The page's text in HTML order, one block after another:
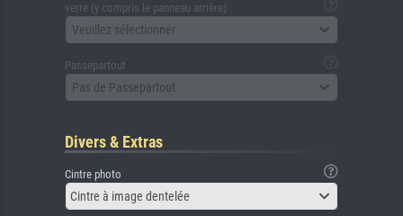
verre (y compris le panneau arrière)
Veuillez sélectionner
Passepartout
Pas de Passepartout
Divers & Extras
Cintre photo
Cintre à image dentelée